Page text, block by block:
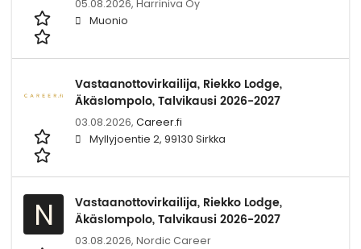
05.08.2026, Harriniva Oy
Muonio
Vastaanottovirkailija, Riekko Lodge,
Äkäslompolo, Talvikausi 2026-2027
03.08.2026, Career.fi
Myllyjoentie 2, 99130 Sirkka
N
Vastaanottovirkailija, Riekko Lodge,
Äkäslompolo, Talvikausi 2026-2027
03.08.2026, Nordic Career